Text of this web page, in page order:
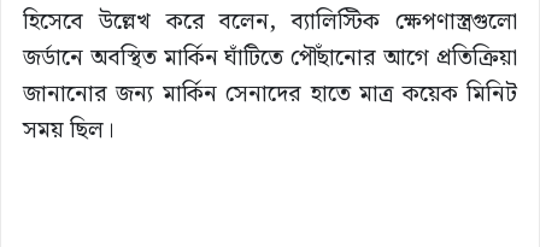
হিসেবে উল্লেখ করে বলেন, ব্যালিস্টিক ক্ষেপণাস্ত্রগুলো
জর্ডানে অবস্থিত মার্কিন ঘাঁটিতে পৌঁছানোর আগে প্রতিক্রিয়া
জানানোর জন্য মার্কিন সেনাদের হাতে মাত্র কয়েক মিনিট
সময় ছিল।